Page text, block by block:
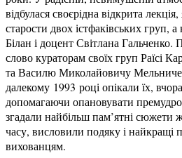
відбулася своєрідна відкрита
старости двох істфаківських груп,
Білан і доцент Світлана
слово кураторам своїх груп Раїсі
та Василю Миколайовичу
далекому 1993 році опікали їх,
допомагаючи опановувати
згадали найбільш пам’ятні сюжети
часу, висловили подяку і найкращі
вихованцям.